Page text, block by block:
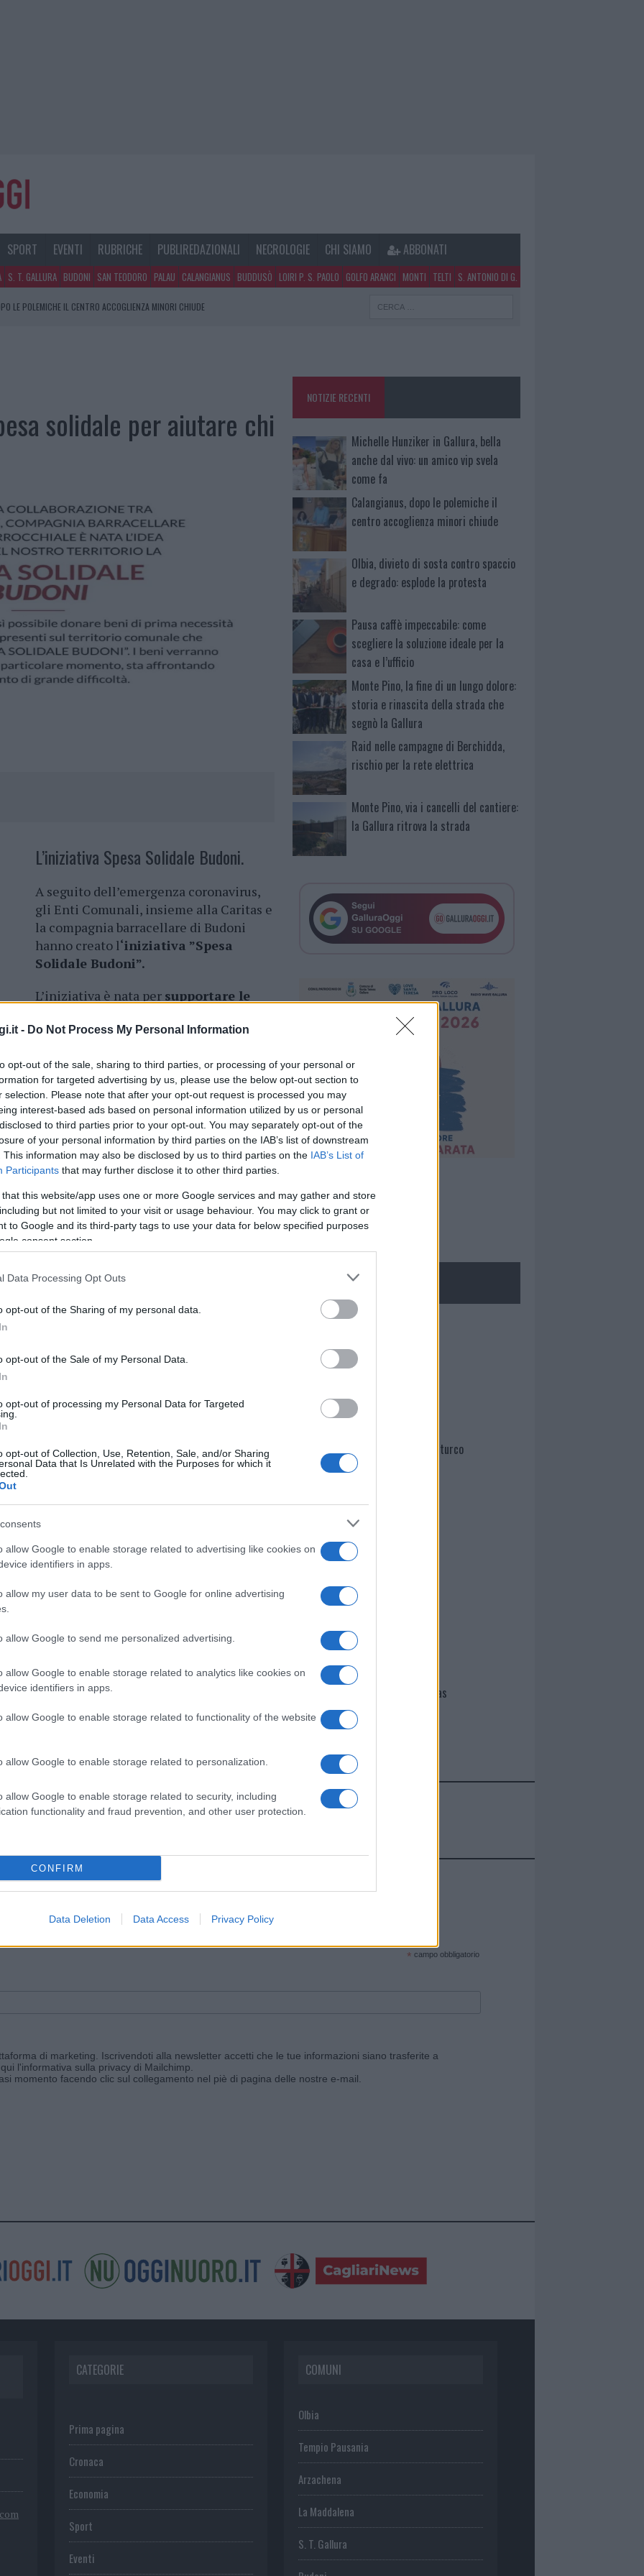
- Do Not Process My Personal Information
opt-out of the sale, sharing to third parties, or processing of your personal or
for targeted advertising by us, please use the below opt-out section to
selection. Please note that after your opt-out request is processed you may
interest-based ads based on personal information utilized by us or personal
to third parties prior to your opt-out. You may separately opt-out of the
of your personal information by third parties on the IAB’s list of downstream
This information may also be disclosed by us to third parties on the IAB’s List of
Participants that may further disclose it to other third parties.
that this website/app uses one or more Google services and may gather and store
but not limited to your visit or usage behaviour. You may click to grant or
to Google and its third-party tags to use your data for below specified purposes
consent section.
Data Processing Opt Outs
opt-out of the Sharing of my personal data.
opt-out of the Sale of my Personal Data.
opt-out of processing my Personal Data for Targeted
opt-out of Collection, Use, Retention, Sale, and/or Sharing
Data that Is Unrelated with the Purposes for which it
allow Google to enable storage related to advertising like cookies on
identifiers in apps.
allow my user data to be sent to Google for online advertising
allow Google to send me personalized advertising.
allow Google to enable storage related to analytics like cookies on
identifiers in apps.
allow Google to enable storage related to functionality of the website
allow Google to enable storage related to personalization.
allow Google to enable storage related to security, including
functionality and fraud prevention, and other user protection.
CONFIRM
Data Deletion Data Access Privacy Policy
SPORT EVENTI RUBRICHE PUBLIREDAZIONALI NECROLOGIE CHI SIAMO ABBONATI
S. T. GALLURA BUDONI SAN TEODORO PALAU CALANGIANUS BUDDUSÒ LOIRI P. S. PAOLO GOLFO ARANCI MONTI TELTI S. ANTONIO DI G.
LE POLEMICHE IL CENTRO ACCOGLIENZA MINORI CHIUDE
solidale per aiutare chi
L’iniziativa Spesa Solidale Budoni.
A seguito dell’emergenza coronavirus,
gli Enti Comunali, insieme alla Caritas e
la compagnia barracellare di Budoni
hanno creato l‘iniziativa ”Spesa
Solidale Budoni”.
L’iniziativa è nata per supportare le
attraversando momenti di grande
finanziarie, la Caritas parrocchiale,
richieste di beni di prima
perverranno.
possibile donare beni di prima necessità
territorio comunale che esporranno il
. A fine giornata la compagnia barracellare si
verrà consegnata alla Caritas parrocchiale e
ai seguenti numeri dedicati:
di GalluraOggi.it
i tuoi video e le tue foto
+39 345 356 7512
news daGoogle News
Prossimo articolo
NOTIZIE RECENTI
Michelle Hunziker in Gallura, bella
anche dal vivo: un amico vip svela
come fa
Calangianus, dopo le polemiche il
centro accoglienza minori chiude
Olbia, divieto di sosta contro spaccio
e degrado: esplode la protesta
Pausa caffè impeccabile: come
scegliere la soluzione ideale per la
casa e l’ufficio
Monte Pino, la fine di un lungo dolore:
storia e rinascita della strada che
segnò la Gallura
Raid nelle campagne di Berchidda,
rischio per la rete elettrica
Monte Pino, via i cancelli del cantiere:
la Gallura ritrova la strada
NECROLOGIE
Martina Agostina Diturco
I nostri cari
I nostri cari
Giovannimaria Cabras
Invia un Comunicato Stampa|Pubblicità|Segnala
e ricevi le nostre email periodiche contenenti le ultime notizie pubblicate sul sito web!
* campo obbligatorio
di marketing. Iscrivendoti alla newsletter accetti che le tue informazioni siano trasferite a
l'informativa sulla privacy di Mailchimp
momento facendo clic sul collegamento nel piè di pagina delle nostre e-mail.
CATEGORIE
Prima pagina
Cronaca
Economia
Sport
Eventi
COMUNI
Olbia
Tempio Pausania
Arzachena
La Maddalena
S. T. Gallura